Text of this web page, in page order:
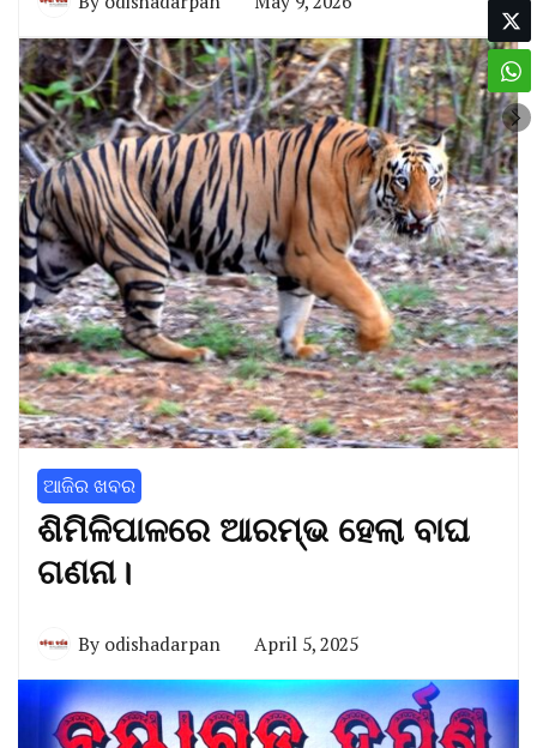
ଆଜିର ଖବର
ଶିମିଳିପାଳରେ ଆରମ୍ଭ ହେଲା ବାଘ
ଗଣନା।
By odishadarpan April 5, 2025